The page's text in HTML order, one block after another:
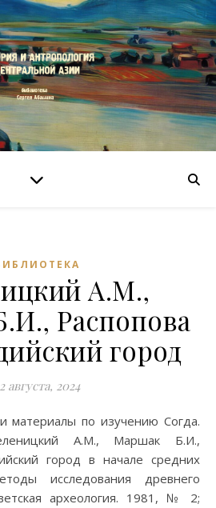
А.М.,
Распопова
город
августа, 2024
А.М., Маршак Б.И.,
город в начале средних
исследования древнего
археология. 1981, № 2;